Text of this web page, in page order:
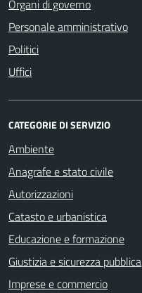
Organi di governo
Personale amministrativo
Politici
Uffici
CATEGORIE DI SERVIZIO
Ambiente
Anagrafe e stato civile
Autorizzazioni
Catasto e urbanistica
Educazione e formazione
Giustizia e sicurezza pubblica
Imprese e commercio